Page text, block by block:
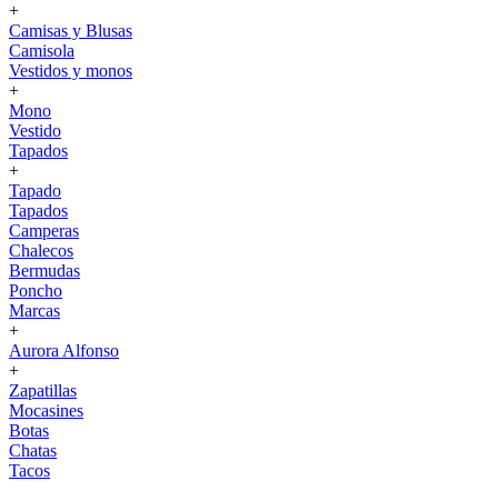
+
Camisas y Blusas
Camisola
Vestidos y monos
+
Mono
Vestido
Tapados
+
Tapado
Tapados
Camperas
Chalecos
Bermudas
Poncho
Marcas
+
Aurora Alfonso
+
Zapatillas
Mocasines
Botas
Chatas
Tacos